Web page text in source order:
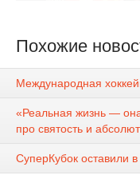
Похожие
Международная
«Реальная жизнь —
про святость и
СуперКубок оставили